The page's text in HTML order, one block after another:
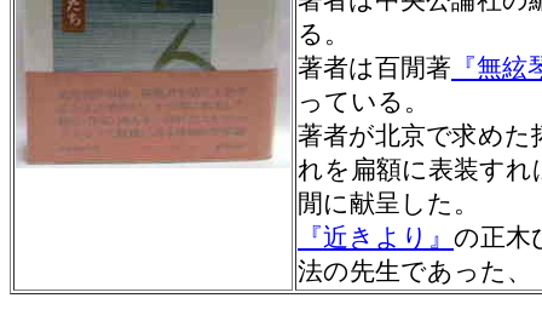
る。
著者は百閒著 『無絃
っている。
著者が北京で求めた
れを扁額に表装す
閒に献呈した。
『近きより』 の正木
法の先生であった、